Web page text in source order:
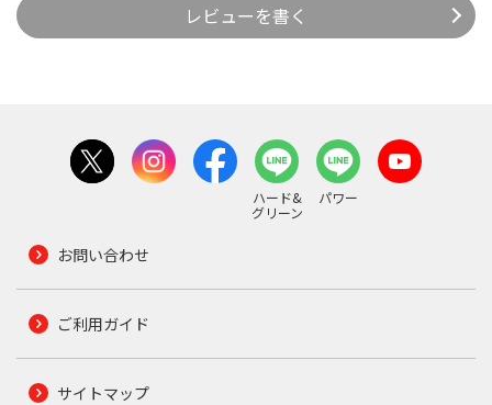
レビューを書く
ハード&
グリーン
パワー
お問い合わせ
ご利用ガイド
サイトマップ